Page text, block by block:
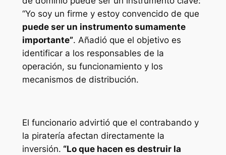
“Yo soy un firme y estoy convencido de que
puede ser un instrumento sumamente
importante”. Añadió que el objetivo es
identificar a los responsables de la
operación, su funcionamiento y los
mecanismos de distribución.
El funcionario advirtió que el contrabando y
la piratería afectan directamente la
inversión. “Lo que hacen es destruir la